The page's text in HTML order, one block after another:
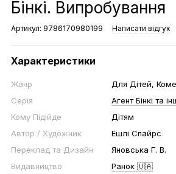
Бінкі. Випробування
Артикул: 9786170980199 Написати відгук
Характеристики
Жанр
Для Дітей,
Серія
Агент Бінкі та
Кому Підійде
Дітям
Автор / Художник
Ешлі Спайрс
Переклад та Дизайн
Яновська Г. В.
Видавництво
Ранок 🇺🇦